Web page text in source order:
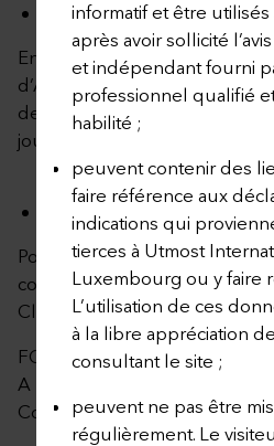
informatif et être
après avoir sollicité
et indépendant fourni
professionnel qualifié
habilité ;
peuvent contenir des
faire référence aux
indications qui
tierces à Utmost
Luxembourg ou y faire
L’utilisation de ces
à la libre appréciation
consultant le site ;
peuvent ne pas être
régulièrement. Le
l’investissement
En cliquant sur le lien ci-
d’Assurance peut
de l’année en cours liés à des
jour à la date de publication de
Liste des événements liés
Corporate Actions »)
Pour plus d’informations, nous
contacter votre conseiller ou le
Client Services » de Utmost
FONDS INTERNES
A la date de publication, il n’y
Collectifs disponibles.​